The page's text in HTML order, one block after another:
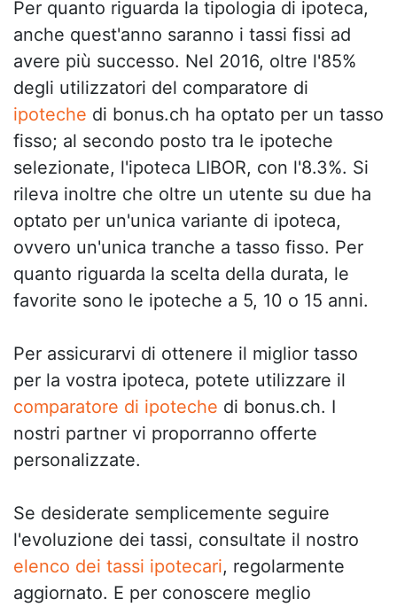
Per quanto riguarda la tipologia di ipoteca,
anche quest'anno saranno i tassi fissi ad
avere più successo. Nel 2016, oltre l'85%
degli utilizzatori del comparatore di
ipoteche di bonus.ch ha optato per un tasso
fisso; al secondo posto tra le ipoteche
selezionate, l'ipoteca LIBOR, con l'8.3%. Si
rileva inoltre che oltre un utente su due ha
optato per un'unica variante di ipoteca,
ovvero un'unica tranche a tasso fisso. Per
quanto riguarda la scelta della durata, le
favorite sono le ipoteche a 5, 10 o 15 anni.
Per assicurarvi di ottenere il miglior tasso
per la vostra ipoteca, potete utilizzare il
comparatore di ipoteche di bonus.ch. I
nostri partner vi proporranno offerte
personalizzate.
Se desiderate semplicemente seguire
l'evoluzione dei tassi, consultate il nostro
elenco dei tassi ipotecari, regolarmente
aggiornato. E per conoscere meglio